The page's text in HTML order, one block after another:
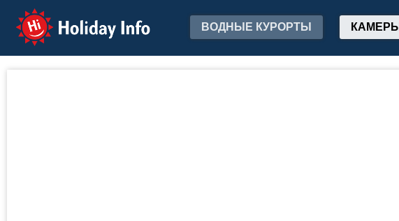
Holiday Info ВОДНЫЕ КУРОРТЫ КАМЕРЫ